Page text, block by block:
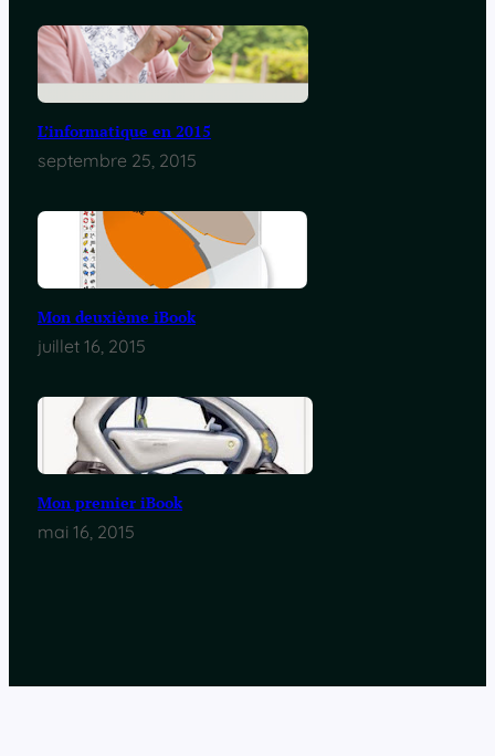
L’informatique en 2015
septembre 25, 2015
Mon deuxième iBook
juillet 16, 2015
Mon premier iBook
mai 16, 2015